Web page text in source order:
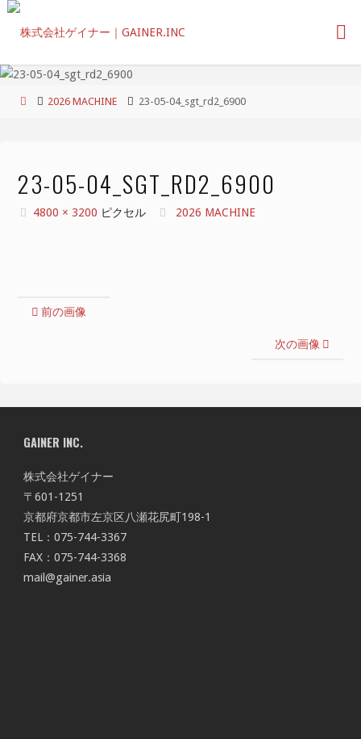
コ
ン
ホ
2026 MACHINE 23-05-04_sgt_rd2_6900
23-05-04_SGT_RD2_6900
フ
4800 × 3200 ピクセル 2026 MACHINE
前の画像
次の画像
GAINER INC.
株式会社ゲイナー
〒601-1251
京都府京都市左京区八瀬花尻町198-1
TEL：075-744-3367
FAX：075-744-3368
mail@gainer.asia